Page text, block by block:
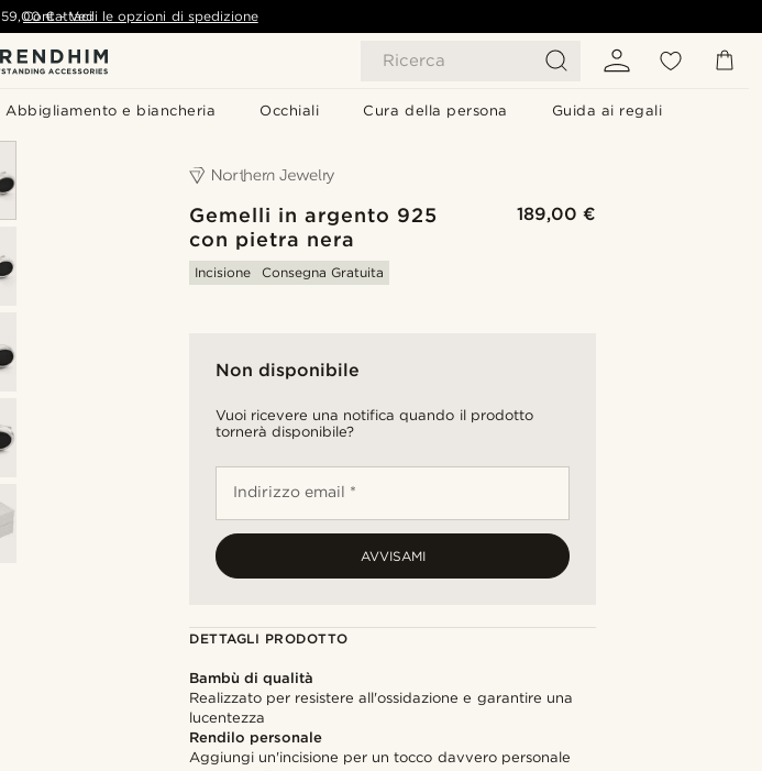
Ricerca
Abbigliamento e biancheria Occhiali Cura della persona Guida ai regali
59,00 € - Vedi le opzioni di spedizione
Contattaci
Gemelli in argento 925
con pietra nera
189,00 €
Incisione Consegna Gratuita
Non disponibile
Vuoi ricevere una notifica quando il prodotto
tornerà disponibile?
Indirizzo email *
AVVISAMI
DETTAGLI PRODOTTO
Bambù di qualità
Realizzato per resistere all'ossidazione e garantire una
lucentezza
Rendilo personale
Aggiungi un'incisione per un tocco davvero personale